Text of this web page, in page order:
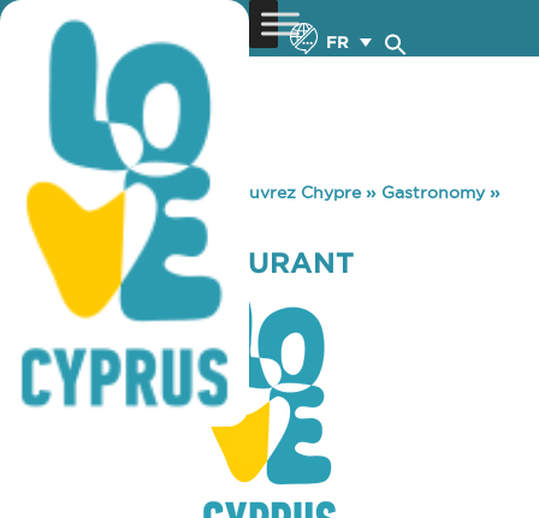
FR
You are here: Home »Découvrez Chypre» Gastronomy»
TTAKKAS RESTAURANT
TTAKKAS RESTAURANT